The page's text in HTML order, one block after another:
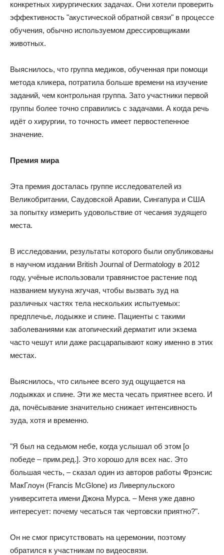
конкретных хирургических задачах. Они хотели проверить
эффективность "акустической обратной связи" в процессе
обучения, обычно используемом дрессировщиками
животных.
Выяснилось, что группа медиков, обученная при помощи
метода кликера, потратила больше времени на изучение
заданий, чем контрольная группа. Зато участники первой
группы более точно справились с задачами. А когда речь
идёт о хирургии, то точность имеет первостепенное
значение.
Премия мира
Эта премия досталась группе исследователей из
Великобритании, Саудовской Аравии, Сингапура и США
за попытку измерить удовольствие от чесания зудящего
места.
В исследовании, результаты которого были опубликованы
в научном издании British Journal of Dermatology в 2012
году, учёные использовали травянистое растение под
названием мукуна жгучая, чтобы вызвать зуд на
различных частях тела нескольких испытуемых:
предплечье, лодыжке и спине. Пациенты с такими
заболеваниями как атопический дерматит или экзема
часто чешут или даже расцарапывают кожу именно в этих
местах.
Выяснилось, что сильнее всего зуд ощущается на
лодыжках и спине. Эти же места чесать приятнее всего. И
да, почёсывание значительно снижает интенсивность
зуда, хотя и временно.
"Я был на седьмом небе, когда услышал об этом [о
победе – прим.ред.]. Это хорошо для всех нас. Это
большая честь, – сказал один из авторов работы Фрэнсис
МакГлоун (Francis McGlone) из Ливерпульского
университета имени Джона Мурса. – Меня уже давно
интересует: почему чесаться так чертовски приятно?".
Он не смог присутствовать на церемонии, поэтому
обратился к участникам по видеосвязи.